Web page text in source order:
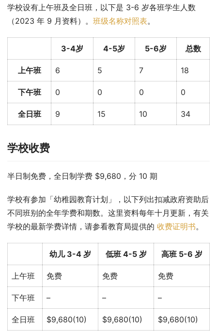
学校设有上午班及全日班，以下是 3-6 岁各班学生人数
（2023 年 9 月资料）。 班级名称对照表。
3-4岁 4-5岁 5-6岁 总数
上午班 6 5 7 18
下午班 0 0 0 0
全日班 9 15 10 34
学校收费
半日制免费，全日制学费 $9,680，分 10 期
学校有参加「幼稚园教育计划」，以下列出扣减政府资助后
不同班别的全年学费和期数。这里资料每年十月更新，有关
学校的最新学费详情，请参看教育局提供的 收费证明书。
幼儿 3-4 岁 低班 4-5 岁 高班 5-6 岁
上午班 免费 免费 免费
下午班 – – –
全日班 $9,680(10) $9,680(10) $9,680(10)